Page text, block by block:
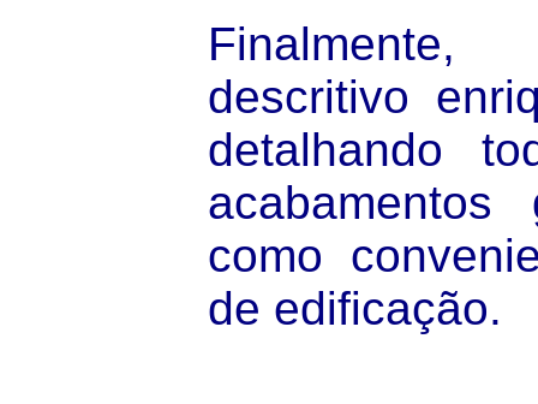
descritivo
detalhando
acabamentos
como
de edificação.